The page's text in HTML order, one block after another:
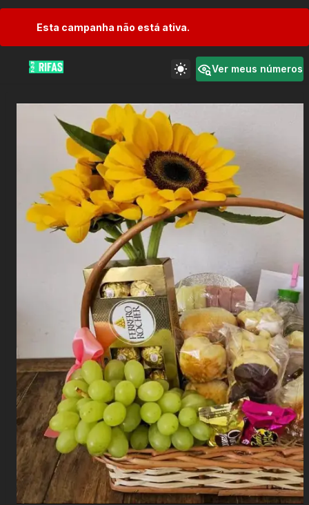
Esta campanha não está ativa.
Ver meus números